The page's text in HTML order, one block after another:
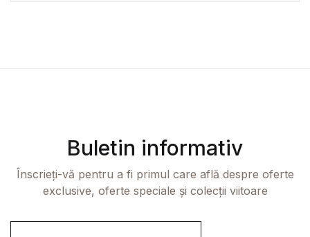
Buletin informativ
Înscrieți-vă pentru a fi primul care află despre oferte
exclusive, oferte speciale și colecții viitoare